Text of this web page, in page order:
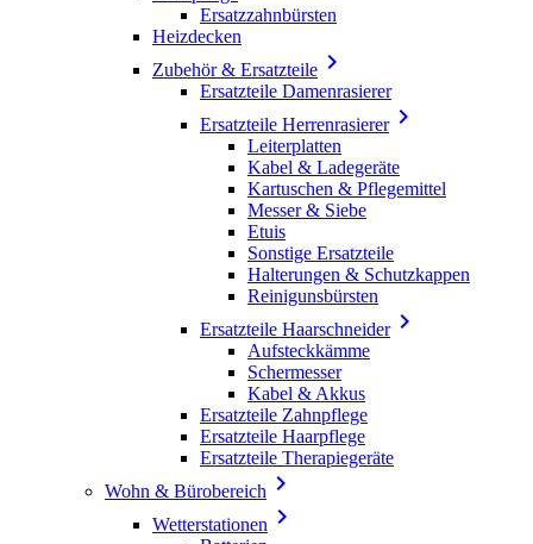
Ersatzzahnbürsten
Heizdecken
Zubehör & Ersatzteile 
Ersatzteile Damenrasierer
Ersatzteile Herrenrasierer
Leiterplatten
Kabel & Ladegeräte
Kartuschen & Pflegemittel
Messer & Siebe
Etuis
Sonstige Ersatzteile
Halterungen & Schutzkappen
Reinigunsbürsten
Ersatzteile Haarschneider
Aufsteckkämme
Schermesser
Kabel & Akkus
Ersatzteile Zahnpflege
Ersatzteile Haarpflege
Ersatzteile Therapiegeräte
Wohn & Bürobereich 
Wetterstationen 